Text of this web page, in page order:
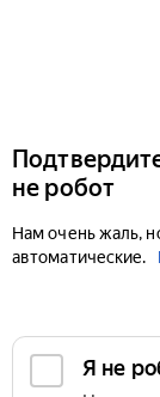
не робот
Нам очень жаль,
автоматические.